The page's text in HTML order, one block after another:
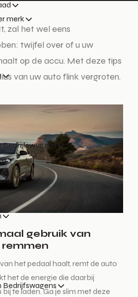
merk
Bedrijfswagens
Bedrijfswagens
zal het wel eens
twijfel over of u uw
op de accu. Met deze tips
van uw auto flink vergroten.
gebruik van
het pedaal haalt, remt de auto
het de energie die daarbij
te laden. Ga je slim met deze